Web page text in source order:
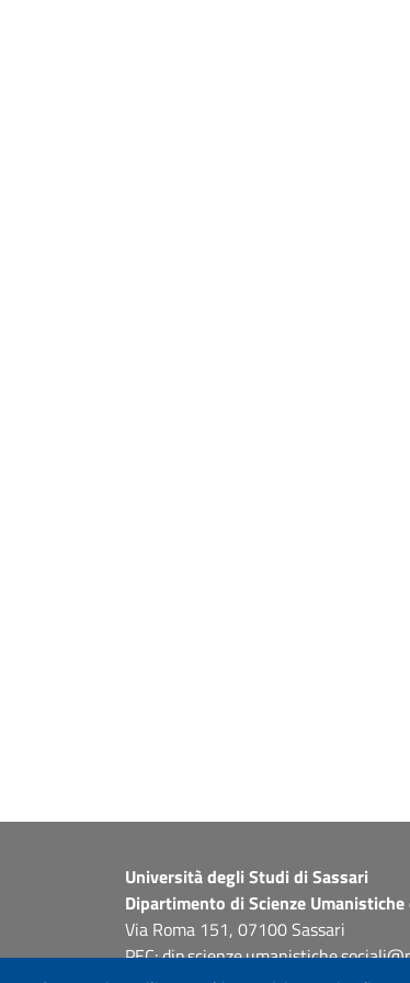
Università degli Studi di Sassari
Dipartimento di Scienze Umanistiche
Via Roma 151, 07100 Sassari
PEC: